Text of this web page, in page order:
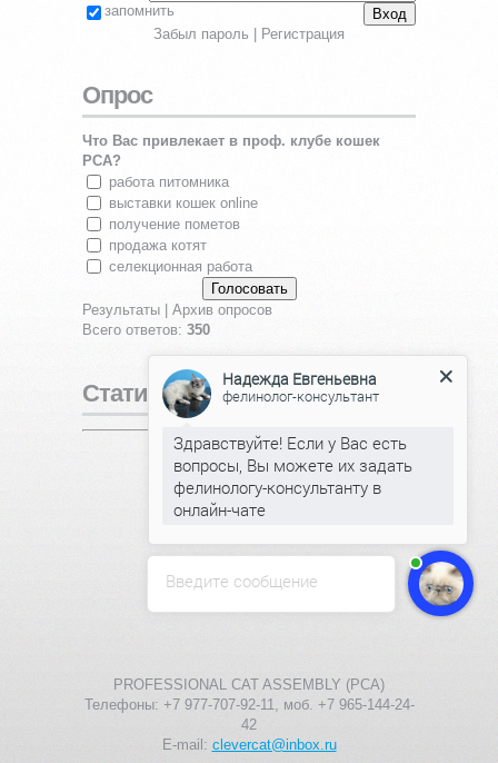
запомнить
Забыл пароль
Регистрация
Опрос
Что Вас привлекает в проф. клубе кошек
PCA?
работа питомника
выставки кошек online
получение пометов
продажа котят
селекционная работа
Результаты
Архив опросов
Всего ответов: 350
Статистика
Онлайн всего:1
Гостей: 1
Пользователей:0
PROFESSIONAL CAT ASSEMBLY (PCA)
Телефоны: +7 977-707-92-11, моб. +7 965-144-24-
42
E-mail: clevercat@inbox.ru
Введите сообщение
Надежда Евгеньевна
фелинолог-консультант
Здравствуйте! Если у Вас есть
вопросы, Вы можете их задать
фелинологу-консультанту в
онлайн-чате